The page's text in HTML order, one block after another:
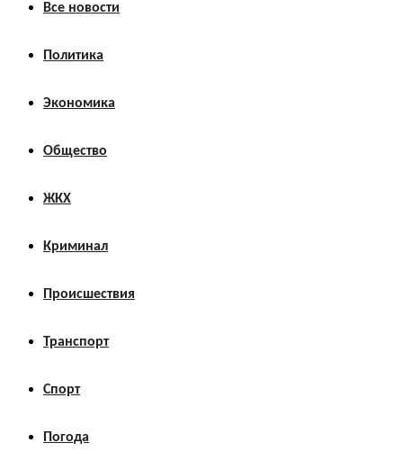
Все новости
Политика
Экономика
Общество
ЖКХ
Криминал
Происшествия
Транспорт
Спорт
Погода